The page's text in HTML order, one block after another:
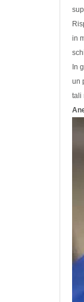
in
In
un
tali